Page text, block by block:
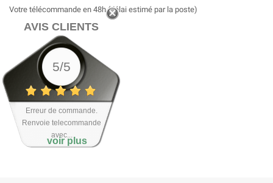
Votre télécommande en 48h (délai estimé par la poste)
AVIS CLIENTS
5/5
Erreur de commande.
Renvoie telecommande
avec...
voir plus